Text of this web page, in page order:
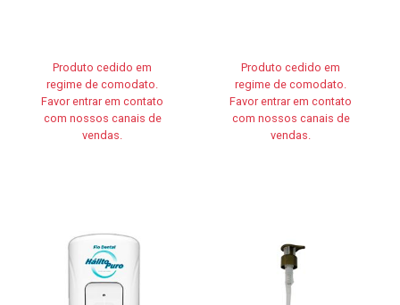
Produto cedido em
regime de comodato.
Favor entrar em contato
com nossos canais de
vendas.
Produto cedido em
regime de comodato.
Favor entrar em contato
com nossos canais de
vendas.